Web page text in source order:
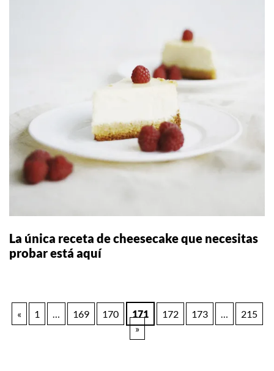
La única receta de cheesecake que necesitas
probar está aquí
Paginación
« 1 … 169 170 171 172 173 …
215
»